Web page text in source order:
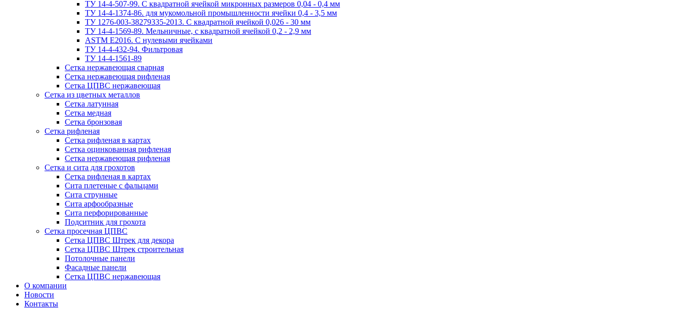
ТУ 14-4-507-99. C квадратной ячейкой микронных размеров 0,04 - 0,4 мм
ТУ 14-4-1374-86. для мукомольной промышленности ячейки 0,4 - 3,5 мм
ТУ 1276-003-38279335-2013. С квадратной ячейкой 0,026 - 30 мм
ТУ 14-4-1569-89. Мельничные, с квадратной ячейкой 0,2 - 2,9 мм
ASTM E2016. С нулевыми ячейками
ТУ 14-4-432-94. Фильтровая
ТУ 14-4-1561-89
Сетка нержавеющая сварная
Сетка нержавеющая рифленая
Сетка ЦПВС нержавеющая
Сетка из цветных металлов
Сетка латунная
Сетка медная
Сетка бронзовая
Сетка рифленая
Сетка рифленая в картах
Сетка оцинкованная рифленая
Сетка нержавеющая рифленая
Сетка и сита для грохотов
Сетка рифленая в картах
Сита плетеные с фальцами
Сита струнные
Сита арфообразные
Сита перфорированные
Подситник для грохота
Сетка просечная ЦПВС
Сетка ЦПВС Штрек для декора
Сетка ЦПВС Штрек строительная
Потолочные панели
Фасадные панели
Сетка ЦПВС нержавеющая
О компании
Новости
Контакты